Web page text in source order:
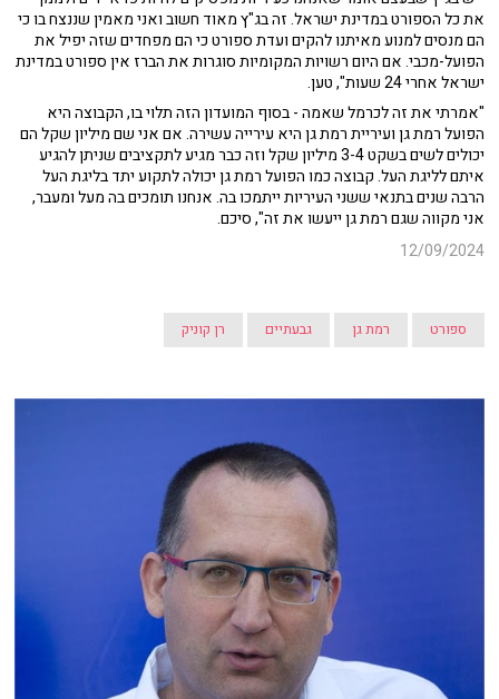
את כל הספורט במדינת ישראל. זה בג"ץ מאוד חשוב ואני מאמין שננצח בו כי
הם מנסים למנוע מאיתנו להקים ועדת ספורט כי הם מפחדים שזה יפיל את
הפועל-מכבי. אם היום רשויות המקומיות סוגרות את הברז אין ספורט במדינת
ישראל אחרי 24 שעות", טען.
"אמרתי את זה לכרמל שאמה - בסוף המועדון הזה תלוי בו, הקבוצה היא
הפועל רמת גן ועיריית רמת גן היא עירייה עשירה. אם אני שם מיליון שקל הם
יכולים לשים בשקט 3-4 מיליון שקל וזה כבר מגיע לתקציבים שניתן להגיע
איתם לליגת העל. קבוצה כמו הפועל רמת גן יכולה לתקוע יתד בליגת העל
הרבה שנים בתנאי ששני העיריות ייתמכו בה. אנחנו תומכים בה מעל ומעבר,
אני מקווה שגם רמת גן ייעשו את זה", סיכם.
12/09/2024
ספורט רמת גן גבעתיים רן קוניק